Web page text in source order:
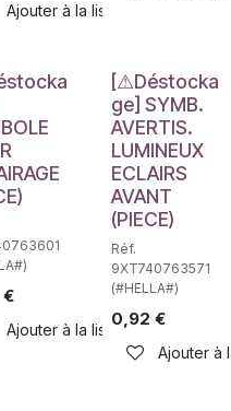
Ajouter à la liste de souhaits
€
Ajouter à la liste de souhaits
Déstockage
[⚠Déstocka
ge] SYMB.
AVERTIS.
LUMINEUX
ECLAIRS
AVANT
(PIECE)
Réf.
9XT740763571
(#HELLA#)
0,92 €
Ajouter à